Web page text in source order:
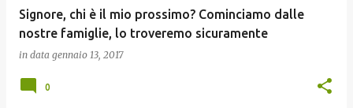
Signore, chi è il mio prossimo? Cominciamo dalle
nostre famiglie, lo troveremo sicuramente
in data gennaio 13, 2017
0